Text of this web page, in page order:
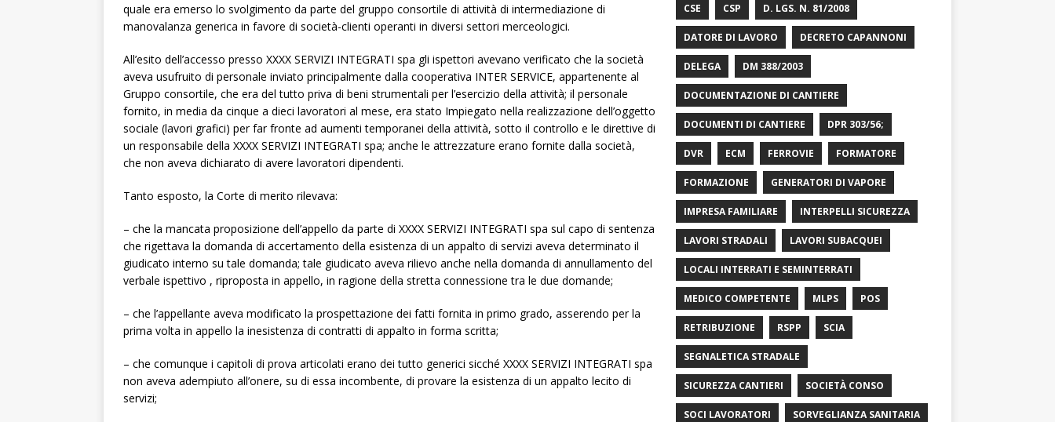
quale era emerso lo svolgimento da parte del gruppo consortile di attività di intermediazione di
manovalanza generica in favore di società-clienti operanti in diversi settori merceologici.
All’esito dell’accesso presso XXXX SERVIZI INTEGRATI spa gli ispettori avevano verificato che la società
aveva usufruito di personale inviato principalmente dalla cooperativa INTER SERVICE, appartenente al
Gruppo consortile, che era del tutto priva di beni strumentali per l’esercizio della attività; il personale
fornito, in media da cinque a dieci lavoratori al mese, era stato Impiegato nella realizzazione dell’oggetto
sociale (lavori grafici) per far fronte ad aumenti temporanei della attività, sotto il controllo e le direttive di
un responsabile della XXXX SERVIZI INTEGRATI spa; anche le attrezzature erano fornite dalla società,
che non aveva dichiarato di avere lavoratori dipendenti.
Tanto esposto, la Corte di merito rilevava:
– che la mancata proposizione dell’appello da parte di XXXX SERVIZI INTEGRATI spa sul capo di sentenza
che rigettava la domanda di accertamento della esistenza di un appalto di servizi aveva determinato il
giudicato interno su tale domanda; tale giudicato aveva rilievo anche nella domanda di annullamento del
verbale ispettivo , riproposta in appello, in ragione della stretta connessione tra le due domande;
– che l’appellante aveva modificato la prospettazione dei fatti fornita in primo grado, asserendo per la
prima volta in appello la inesistenza di contratti di appalto in forma scritta;
– che comunque i capitoli di prova articolati erano dei tutto generici sicché XXXX SERVIZI INTEGRATI spa
non aveva adempiuto all’onere, su di essa incombente, di provare la esistenza di un appalto lecito di
servizi;
CSE CSP D. LGS. N. 81/2008
DATORE DI LAVORO DECRETO CAPANNONI
DELEGA DM 388/2003
DOCUMENTAZIONE DI CANTIERE
DOCUMENTI DI CANTIERE DPR 303/56;
DVR ECM FERROVIE FORMATORE
FORMAZIONE GENERATORI DI VAPORE
IMPRESA FAMILIARE INTERPELLI SICUREZZA
LAVORI STRADALI LAVORI SUBACQUEI
LOCALI INTERRATI E SEMINTERRATI
MEDICO COMPETENTE MLPS POS
RETRIBUZIONE RSPP SCIA
SEGNALETICA STRADALE
SICUREZZA CANTIERI SOCIETÀ CONSO
SOCI LAVORATORI SORVEGLIANZA SANITARIA